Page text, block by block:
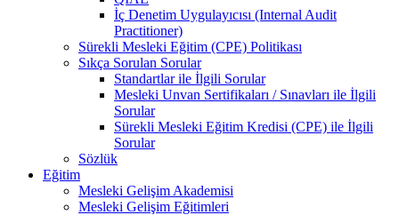
İç Denetim Uygulayıcısı (Internal Audit
Practitioner)
Sürekli Mesleki Eğitim (CPE) Politikası
Sıkça Sorulan Sorular
Standartlar ile İlgili Sorular
Mesleki Unvan Sertifikaları / Sınavları ile İlgili
Sorular
Sürekli Mesleki Eğitim Kredisi (CPE) ile İlgili
Sorular
Sözlük
Eğitim
Mesleki Gelişim Akademisi
Mesleki Gelişim Eğitimleri